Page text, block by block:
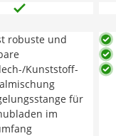
robuste und
Kunststoff-
für
im